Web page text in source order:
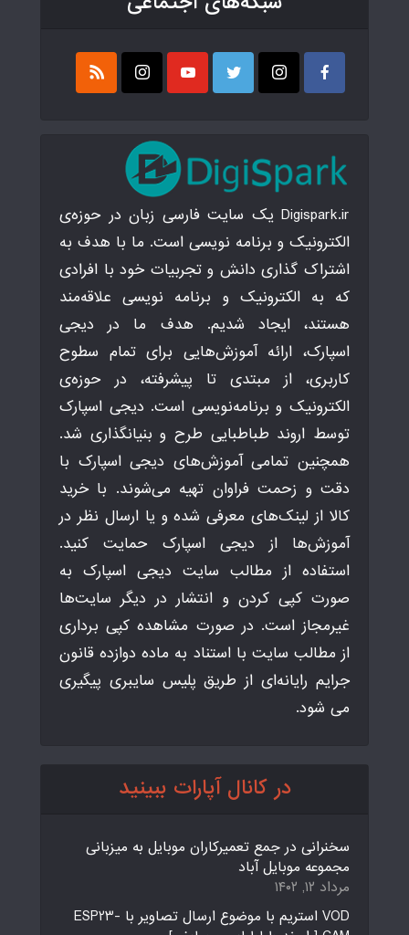
Digispark.ir یک سایت فارسی زبان در حوزه‌ی
الکترونیک و برنامه نویسی است. ما با هدف به
اشتراک گذاری دانش و تجربیات خود با افرادی
که به الکترونیک و برنامه نویسی علاقه‌مند
هستند، ایجاد شدیم. هدف ما در دیجی
اسپارک، ارائه آموزش‌هایی برای تمام سطوح
کاربری، از مبتدی تا پیشرفته، در حوزه‌ی
الکترونیک و برنامه‌نویسی است. دیجی اسپارک
توسط اروند طباطبایی طرح و بنیانگذاری شد.
همچنین تمامی آموزش‌های دیجی اسپارک با
دقت و زحمت فراوان تهیه می‌شوند. با خرید
کالا از لینک‌های معرفی شده و یا ارسال نظر در
آموزش‌ها از دیجی اسپارک حمایت کنید.
استفاده از مطالب سایت دیجی اسپارک به
صورت کپی کردن و انتشار در دیگر سایت‌ها
غیرمجاز است. در صورت مشاهده کپی برداری
از مطالب سایت با استناد به ماده دوازده قانون
جرایم رایانه‌ای از طریق پلیس سایبری پیگیری
می شود.
در کانال آپارات ببینید
سخنرانی در جمع تعمیرکاران موبایل به میزبانی
مجموعه موبایل آباد
مرداد ۱۲, ۱۴۰۲
VOD استریم با موضوع ارسال تصاویر با ESP23-